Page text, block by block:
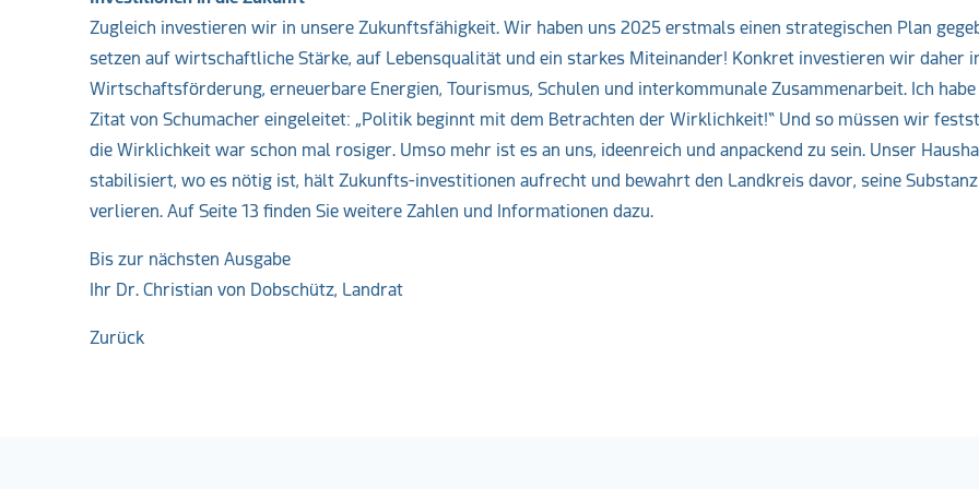
Zugleich investieren wir in unsere Zukunftsfähigkeit. Wir haben uns 2025 erstmals einen strategischen Plan
setzen auf wirtschaftliche Stärke, auf Lebensqualität und ein starkes Miteinander! Konkret investieren wir daher
Wirtschaftsförderung, erneuerbare Energien, Tourismus, Schulen und interkommunale Zusammenarbeit. Ich
Zitat von Schumacher eingeleitet: „Politik beginnt mit dem Betrachten der Wirklichkeit!“ Und so müssen wir
die Wirklichkeit war schon mal rosiger. Umso mehr ist es an uns, ideenreich und anpackend zu sein. Unser
stabilisiert, wo es nötig ist, hält Zukunfts-investitionen aufrecht und bewahrt den Landkreis davor, seine
verlieren. Auf Seite 13 finden Sie weitere Zahlen und Informationen dazu.
Bis zur nächsten Ausgabe
Ihr Dr. Christian von Dobschütz, Landrat
Zurück